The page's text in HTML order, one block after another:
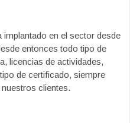
implantado en el sector desde
entonces todo tipo de
licencias de actividades,
de certificado, siempre
clientes.